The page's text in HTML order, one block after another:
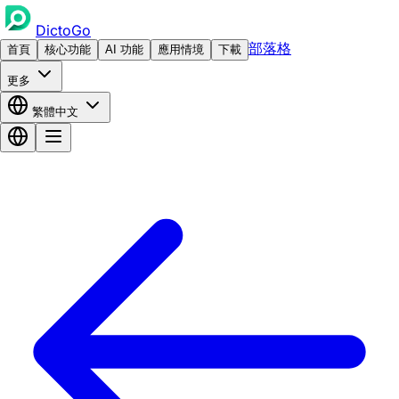
DictoGo
首頁 核心功能 AI 功能 應用情境 下載 部落格
更多
繁體中文